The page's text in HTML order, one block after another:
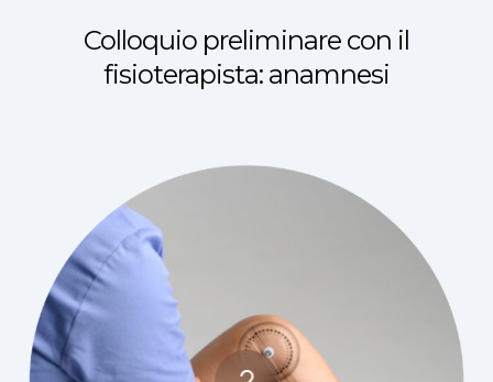
Colloquio preliminare con il
fisioterapista: anamnesi